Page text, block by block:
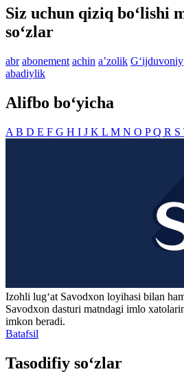
Siz uchun qiziq bo‘lishi
so‘zlar
abr abonement achin aʼzolik G‘ijduvoniy
abadiylik
Alifbo bo‘yicha
A B D E F G H I J K L M N O PQ R S
Izohli lugʻat Savodxon loyihasi bilan
Savodxon dasturi matndagi imlo
imkon beradi.
Batafsil
Tasodifiy so‘zlar